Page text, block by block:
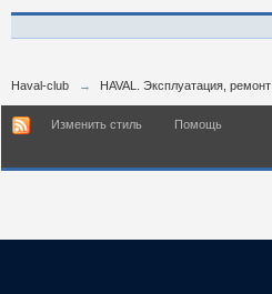
Haval-club → HAVAL. Эксплуатация, ремонт
Изменить стиль Помощь